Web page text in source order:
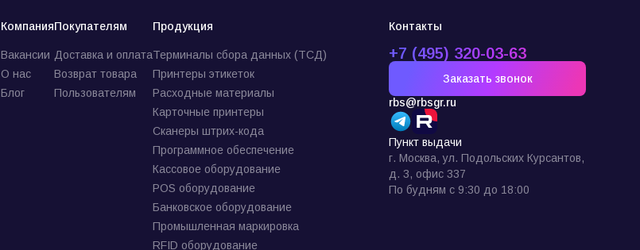
Компания
Вакансии
О нас
Блог
Покупателям
Доставка и оплата
Возврат товара
Пользователям
Продукция
Терминалы сбора данных (ТСД)
Принтеры этикеток
Расходные материалы
Карточные принтеры
Сканеры штрих-кода
Программное обеспечение
Кассовое оборудование
POS оборудование
Банковское оборудование
Промышленная маркировка
RFID оборудование
Контакты
+7 (495) 320-03-63
Заказать звонок
rbs@rbsgr.ru
Пункт выдачи
г. Москва, ул. Подольских Курсантов,
д. 3, офис 337
По будням с 9:30 до 18:00